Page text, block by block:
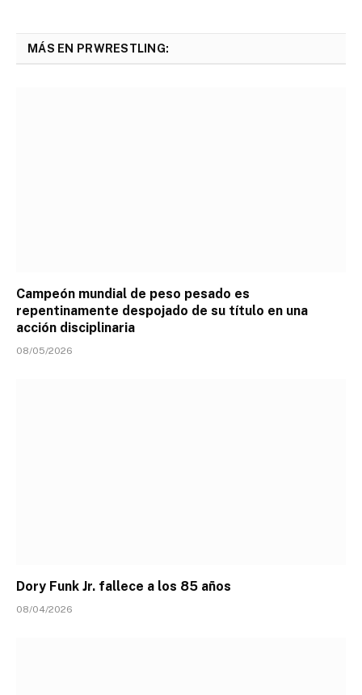
MÁS EN PRWRESTLING:
Campeón mundial de peso pesado es
repentinamente despojado de su título en una
acción disciplinaria
08/05/2026
Dory Funk Jr. fallece a los 85 años
08/04/2026